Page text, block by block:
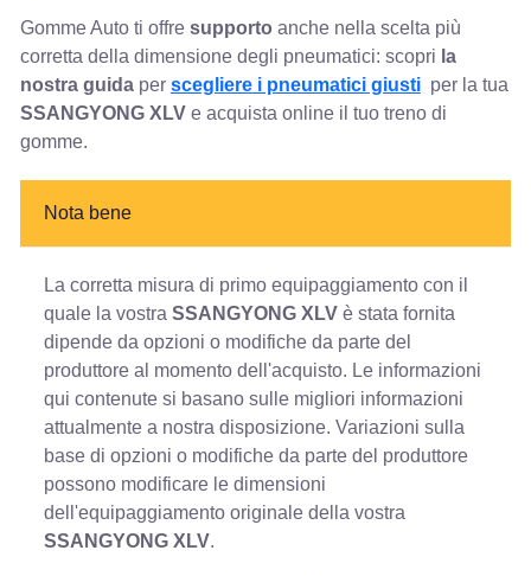
Gomme Auto ti offre supporto anche nella scelta più
corretta della dimensione degli pneumatici: scopri la
nostra guidaper scegliere i pneumatici giustiper la tua
SSANGYONG XLV e acquista online il tuo treno di
gomme.
Nota bene
La corretta misura di primo equipaggiamento con il
quale la vostra SSANGYONG XLVè stata fornita
dipende da opzioni o modifiche da parte del
produttore al momento dell'acquisto. Le informazioni
qui contenute si basano sulle migliori informazioni
attualmente a nostra disposizione. Variazioni sulla
base di opzioni o modifiche da parte del produttore
possono modificare le dimensioni
dell'equipaggiamento originale della vostra
SSANGYONG XLV.